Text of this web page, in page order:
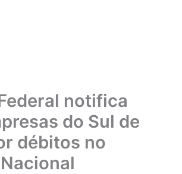
notifica
do Sul de
débitos no